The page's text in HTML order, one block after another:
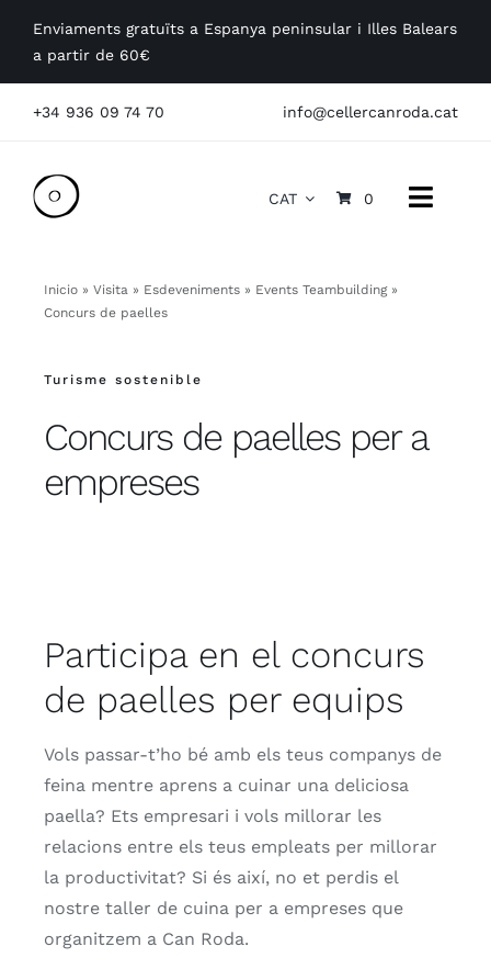
Enviaments gratuïts a Espanya peninsular i Illes Balears
a partir de 60€
+34 936 09 74 70 info@cellercanroda.cat
Toggle
Targeta regal
CAT 0
Inicio» Visita» Esdeveniments» Events Teambuilding»
Concurs de paelles
Turisme sostenible
Concurs de paelles per a
empreses
Participa en el concurs
de paelles per equips
Vols passar-t’ho bé amb els teus companys de
feina mentre aprens a cuinar una deliciosa
paella? Ets empresari i vols millorar les
relacions entre els teus empleats per millorar
la productivitat? Si és així, no et perdis el
nostre taller de cuina per a empreses que
organitzem a Can Roda.